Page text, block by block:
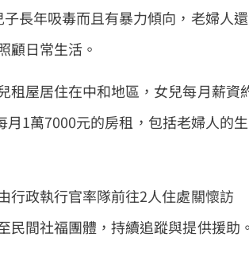
長年吸毒而且有暴力傾向，老婦人還
顧日常生活。
租屋居住在中和地區，女兒每月薪資
1萬7000元的房租，包括老婦人的生
行政執行官率隊前往2人住處關懷訪
間社福團體，持續追蹤與提供援助。